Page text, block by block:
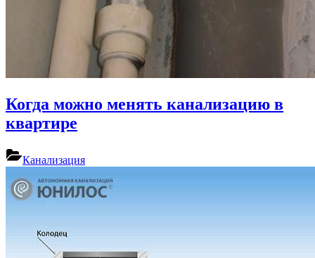
Когда можно менять канализацию в
квартире
Канализация